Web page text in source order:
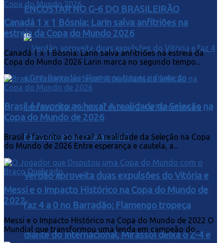
ENCOSTAR NO G-6 DO BRASILEIRÃO
Verdão aproveita duas expulsões do Vitória e
faz 4 a 0 no Barradão; Flamengo tropeça
diante do Internacional, Mirassol deixa o Z-4 e
Canadá 1 x 1 Bósnia: Larin salva anfitriões na
estreia da Copa do Mundo 2026
Canadá 1 x 1 Bósnia: Larin salva anfitriões na estreia da
Copa do Mundo 2026 Larin marca no segundo tempo...
Brasil é favorito ao hexa? A realidade da Seleção na
Copa do Mundo de 2026
Brasil é favorito ao hexa? A realidade da Seleção na Copa
do Mundo de 2026 Entre esperança e cautela, a...
Messi e o Impacto Histórico na Copa do Mundo de
2022
Messi e o Impacto Histórico na Copa do Mundo de 2022 O
Mundial que transformou uma lenda em campeão do...